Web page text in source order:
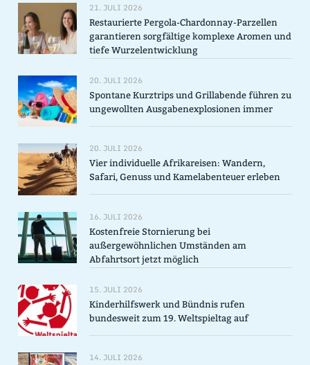
21. JULI 2026
Restaurierte Pergola-Chardonnay-Parzellen
garantieren sorgfältige komplexe Aromen und
tiefe Wurzelentwicklung
20. JULI 2026
Spontane Kurztrips und Grillabende führen zu
ungewollten Ausgabenexplosionen immer
20. JULI 2026
Vier individuelle Afrikareisen: Wandern,
Safari, Genuss und Kamelabenteuer erleben
16. JULI 2026
Kostenfreie Stornierung bei
außergewöhnlichen Umständen am
Abfahrtsort jetzt möglich
15. JULI 2026
Kinderhilfswerk und Bündnis rufen
bundesweit zum 19. Weltspieltag auf
14. JULI 2026